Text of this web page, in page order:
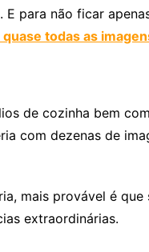
para não ficar
todas as
de cozinha bem
com dezenas de
mais provável é
extraordinárias.